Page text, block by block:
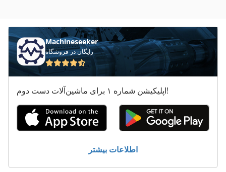
Machineseeker
رایگان در فروشگاه
اپلیکیشن شماره ۱ برای ماشین‌آلات دست دوم!
اطلاعات بیشتر